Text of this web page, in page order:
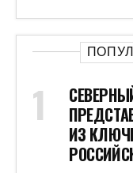
ИЗ